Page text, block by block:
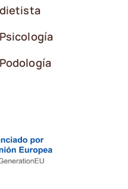
dietista
Psicología
Podología